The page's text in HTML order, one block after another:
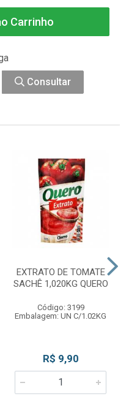
Carrinho
Consultar
EXTRATO DE TOMATE
SACHÊ 1,020KG QUERO
Código: 3199
Embalagem: UN C/1.02KG
R$ 9,90